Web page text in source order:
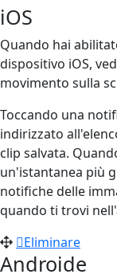
iOS
Quando hai
dispositivo iOS,
movimento sulla
Toccando una
indirizzato
clip salvata.
un'istantanea più
notifiche delle
quando ti trovi
Eliminare
Androide